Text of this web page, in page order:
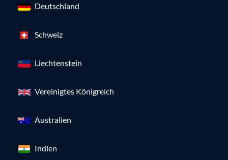
Deutschland
Schweiz
Liechtenstein
Vereinigtes Königreich
Australien
Indien